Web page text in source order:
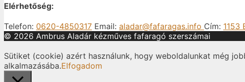
Elérhetőség:
Telefon: 0620-4850317 Email: aladar@fafaragas.info Cím: 1153
© 2026 Ambrus Aladár kézműves fafaragó szerszámai
Sütiket (cookie) azért használunk, hogy weboldalunkat még
alkalmazásába.Elfogadom